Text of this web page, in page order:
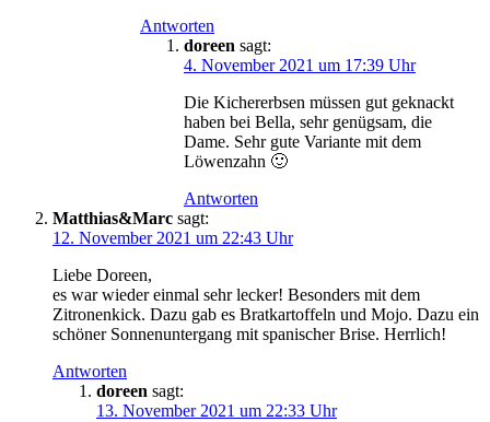
Antworten
doreen sagt:
4. November 2021 um 17:39 Uhr
Die Kichererbsen müssen gut geknackt
haben bei Bella, sehr genügsam, die
Dame. Sehr gute Variante mit dem
Löwenzahn 🙂
Antworten
Matthias&Marc sagt:
12. November 2021 um 22:43 Uhr
Liebe Doreen,
es war wieder einmal sehr lecker! Besonders mit dem
Zitronenkick. Dazu gab es Bratkartoffeln und Mojo. Dazu ein
schöner Sonnenuntergang mit spanischer Brise. Herrlich!
Antworten
doreen sagt:
13. November 2021 um 22:33 Uhr